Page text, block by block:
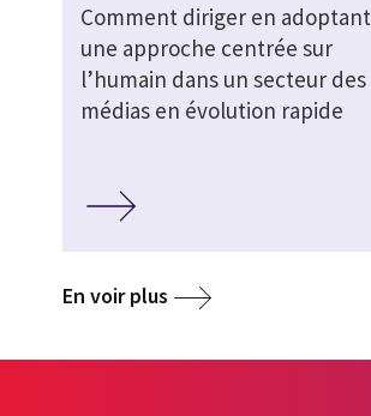
Comment diriger en adoptant
une approche centrée sur
l’humain dans un secteur des
médias en évolution rapide
En voir plus